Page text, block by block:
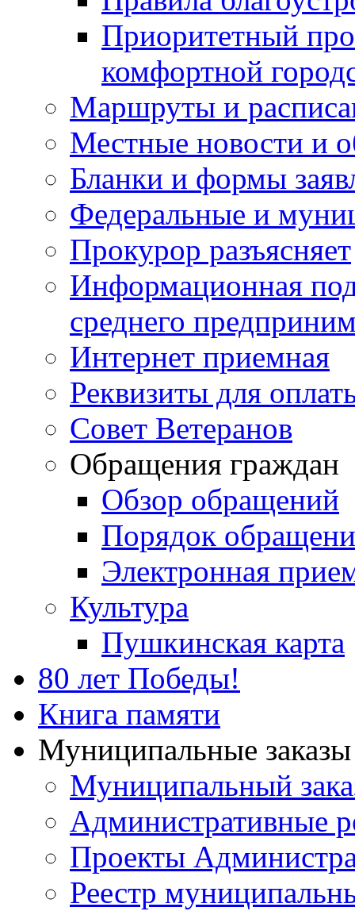
Приоритетный
комфортной
Маршруты и
Местные новости и
Бланки и формы
Федеральные и
Прокурор разъясняет
Информационная
среднего
Интернет приемная
Реквизиты для
Совет Ветеранов
Обращения граждан
Обзор обращений
Порядок
Электронная
Культура
Пушкинская карта
80 лет Победы!
Книга памяти
Муниципальные
Муниципальный
Административные
Проекты
Реестр